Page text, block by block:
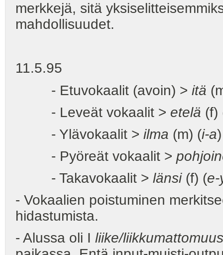
merkkejä, sitä
mahdollisuudet.
11.5.95
- Etuvokaalit (avoin) > itä
- Leveät vokaalit > etelä (f)
- Ylävokaalit > ilma (m) (i-a)
- Pyöreät vokaalit >
- Takavokaalit > länsi(f) (e-
- Vokaalien poistuminen
hidastumista.
- Alussa oli I liike/liikkumattomuus